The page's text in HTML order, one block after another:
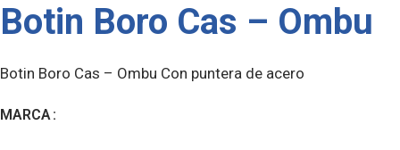
Botin Boro Cas – Ombu
Botin Boro Cas – Ombu Con puntera de acero
MARCA